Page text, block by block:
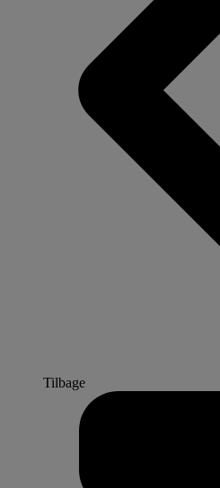
Tilbage